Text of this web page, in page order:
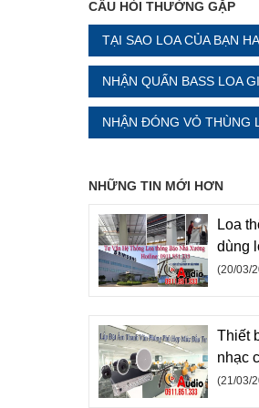
CÂU HỎI THƯỜNG GẶP
TẠI SAO LOA CỦA BẠN
NHẬN QUẤN BASS LOA
NHẬN ĐÓNG VỎ THÙNG
NHỮNG TIN MỚI HƠN
Loa
dùng
(20/03/
Thiết
nhạc
(21/03/